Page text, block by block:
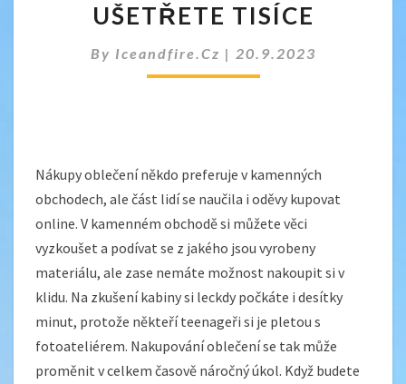
TISÍCE
UŠETŘETE TISÍCE
By Iceandfire.cz | 20.9.2023
Nákupy oblečení někdo preferuje v kamenných
obchodech, ale část lidí se naučila i oděvy kupovat
online. V kamenném obchodě si můžete věci
vyzkoušet a podívat se z jakého jsou vyrobeny
materiálu, ale zase nemáte možnost nakoupit si v
klidu. Na zkušení kabiny si leckdy počkáte i desítky
minut, protože někteří teenageři si je pletou s
fotoateliérem. Nakupování oblečení se tak může
proměnit v celkem časově náročný úkol. Když budete